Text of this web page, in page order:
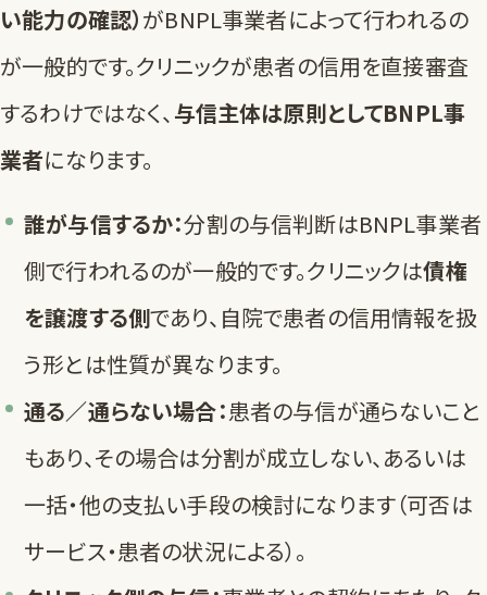
い能力の確認）がBNPL事業者によって行われるの
が一般的です。クリニックが患者の信用を直接審査
するわけではなく、与信主体は原則としてBNPL事
業者になります。
誰が与信するか：分割の与信判断はBNPL事業者
側で行われるのが一般的です。クリニックは債権
を譲渡する側であり、自院で患者の信用情報を扱
う形とは性質が異なります。
通る／通らない場合：患者の与信が通らないこと
もあり、その場合は分割が成立しない、あるいは
一括・他の支払い手段の検討になります（可否は
サービス・患者の状況による）。